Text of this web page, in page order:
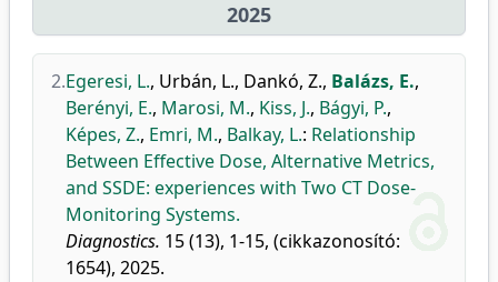
2025
2.Egeresi, L., Urbán, L., Dankó, Z., Balázs, E.,
Berényi, E., Marosi, M., Kiss, J., Bágyi, P.,
Képes, Z., Emri, M., Balkay, L.: Relationship
Between Effective Dose, Alternative Metrics,
and SSDE: experiences with Two CT Dose-
Monitoring Systems.
Diagnostics. 15 (13), 1-15, (cikkazonosító:
1654), 2025.